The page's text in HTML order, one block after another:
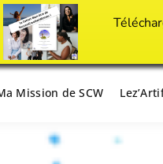
d'ART'ivez votre vie !
Mission de SCW